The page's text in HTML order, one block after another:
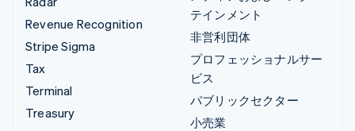
Revenue Recognition
Stripe Sigma
Tax
Terminal
Treasury
テインメント
非営利団体
プロフェッショナルサー
ビス
パブリックセクター
小売業